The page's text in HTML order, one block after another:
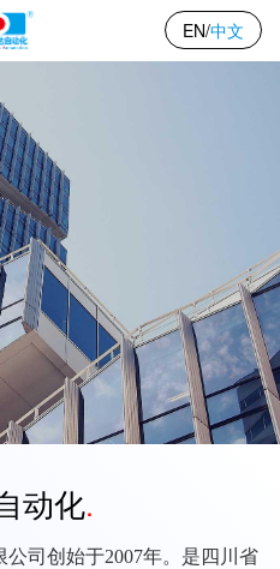
EN/中文
动化.
司创始于2007年。是四川省